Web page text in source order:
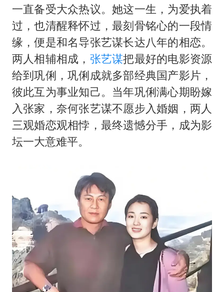
一直备受大众热议。她这一生，为爱执着
过，也清醒释怀过，最刻骨铭心的一段情
缘，便是和名导张艺谋长达八年的相恋。
两人相辅相成， 张艺谋把最好的电影资源
给到巩俐，巩俐成就多部经典国产影片，
彼此互为事业知己。当年巩俐满心期盼嫁
入张家，奈何张艺谋不愿步入婚姻，两人
三观婚恋观相悖，最终遗憾分手，成为影
坛一大意难平。